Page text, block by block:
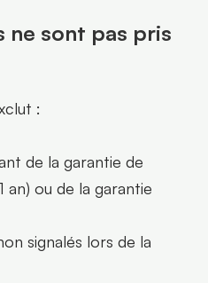
ne sont pas pris
:
de la garantie de
an) ou de la garantie
signalés lors de la